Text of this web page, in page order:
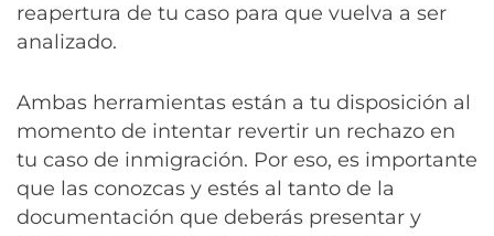
reapertura de tu caso para que vuelva a ser
analizado.
Ambas herramientas están a tu disposición al
momento de intentar revertir un rechazo en
tu caso de inmigración. Por eso, es importante
que las conozcas y estés al tanto de la
documentación que deberás presentar y